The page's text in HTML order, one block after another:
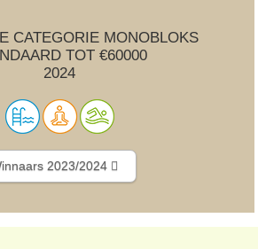
CATEGORIE MONOBLOKS
TOT €60000
2024
2023/2024